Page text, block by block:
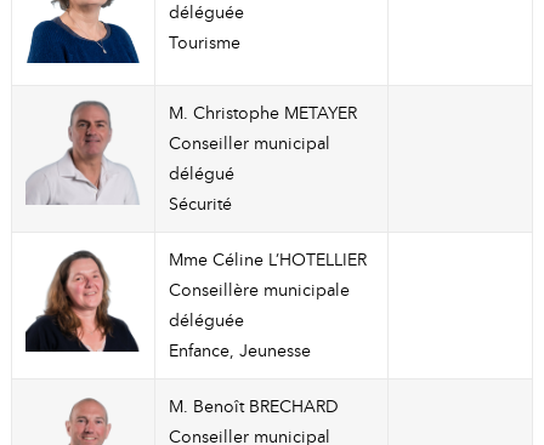
déléguée
Tourisme
M. Christophe METAYER
Conseiller municipal
délégué
Sécurité
Mme Céline L’HOTELLIER
Conseillère municipale
déléguée
Enfance, Jeunesse
M. Benoît BRECHARD
Conseiller municipal